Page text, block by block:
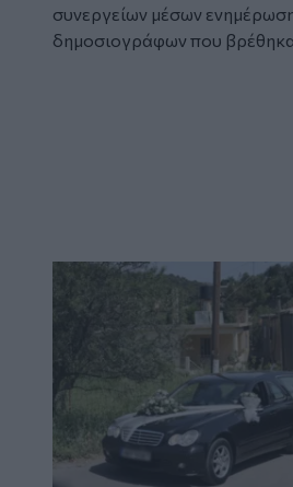
συνεργείων μέσων
δημοσιογράφων που